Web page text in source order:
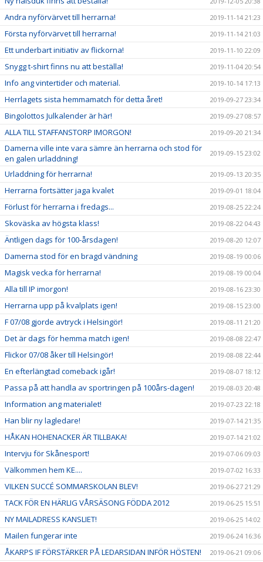
Andra nyförvärvet till herrarna! 2019-11-14 21:23
Första nyförvärvet till herrarna! 2019-11-14 21:03
Ett underbart initiativ av flickorna! 2019-11-10 22:09
Snygg t-shirt finns nu att beställa! 2019-11-04 20:54
Info ang vintertider och material. 2019-10-14 17:13
Herrlagets sista hemmamatch för detta året! 2019-09-27 23:34
Bingolottos Julkalender är här! 2019-09-27 08:57
ALLA TILL STAFFANSTORP IMORGON! 2019-09-20 21:34
Damerna ville inte vara sämre än herrarna och stod för
en galen urladdning!
2019-09-15 23:02
Urladdning för herrarna! 2019-09-13 20:35
Herrarna fortsätter jaga kvalet 2019-09-01 18:04
Förlust för herrarna i fredags... 2019-08-25 22:24
Skoväska av högsta klass! 2019-08-22 04:43
Äntligen dags för 100-årsdagen! 2019-08-20 12:07
Damerna stod för en bragd vändning 2019-08-19 00:06
Magisk vecka för herrarna! 2019-08-19 00:04
Alla till IP imorgon! 2019-08-16 23:30
Herrarna upp på kvalplats igen! 2019-08-15 23:00
F 07/08 gjorde avtryck i Helsingör! 2019-08-11 21:20
Det är dags för hemma match igen! 2019-08-08 22:47
Flickor 07/08 åker till Helsingör! 2019-08-08 22:44
En efterlängtad comeback igår! 2019-08-07 18:12
Passa på att handla av sportringen på 100års-dagen! 2019-08-03 20:48
Information ang materialet! 2019-07-23 22:18
Han blir ny lagledare! 2019-07-14 21:35
HÅKAN HOHENACKER ÄR TILLBAKA! 2019-07-14 21:02
Intervju för Skånesport! 2019-07-06 09:03
Välkommen hem KE.... 2019-07-02 16:33
VILKEN SUCCÉ SOMMARSKOLAN BLEV! 2019-06-27 21:29
TACK FÖR EN HÄRLIG VÅRSÄSONG FÖDDA 2012 2019-06-25 15:51
NY MAILADRESS KANSLIET! 2019-06-25 14:02
Mailen fungerar inte 2019-06-24 16:36
ÅKARPS IF FÖRSTÄRKER PÅ LEDARSIDAN INFÖR HÖSTEN! 2019-06-21 09:06